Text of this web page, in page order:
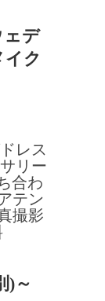
ェデ
ク
レス
リー
合わ
テン
撮影
)～